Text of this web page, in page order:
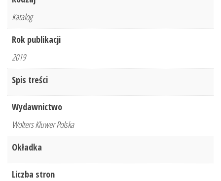
Katalog
Rok publikacji
2019
Spis treści
Wydawnictwo
Wolters Kluwer Polska
Okładka
Liczba stron